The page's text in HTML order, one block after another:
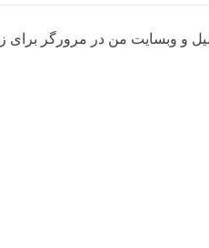
و وبسایت من در مرورگر برای